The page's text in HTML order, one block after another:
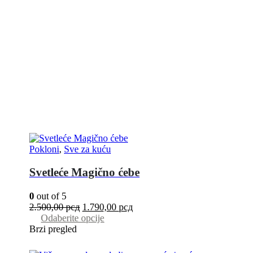
Pokloni, Sve za kuću
Svetleće Magično ćebe
0 out of 5
2.500,00рсд 1.790,00 рсд
Odaberite opcije
Brzi pregled